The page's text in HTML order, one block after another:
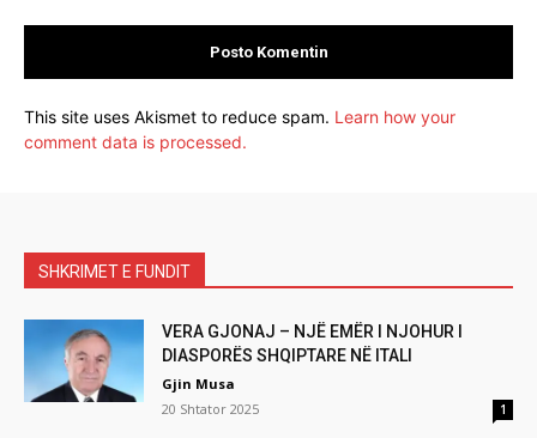
This site uses Akismet to reduce spam. Learn how your
comment data is processed.
SHKRIMET E FUNDIT
VERA GJONAJ – NJË EMËR I NJOHUR I
DIASPORËS SHQIPTARE NË ITALI
Gjin Musa
20 Shtator 2025
1